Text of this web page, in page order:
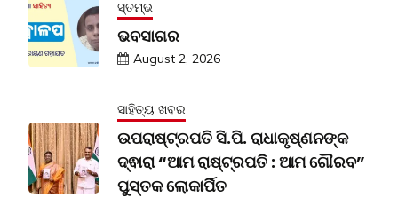
ସ୍ତମ୍ଭ
ଭବସାଗର
August 2, 2026
ସାହିତ୍ୟ ଖବର
ଉପରାଷ୍ଟ୍ରପତି ସି.ପି. ରାଧାକୃଷ୍ଣନଙ୍କ
ଦ୍ଵାରା “ଆମ ରାଷ୍ଟ୍ରପତି : ଆମ ଗୌରବ”
ପୁସ୍ତକ ଲୋକାର୍ପିତ